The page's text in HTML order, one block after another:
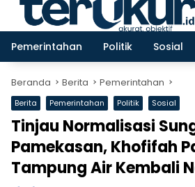
Pemerintahan Politik Sosial
Beranda Berita Pemerintahan
Berita Pemerintahan Politik Sosial
Tinjau Normalisasi
Pamekasan, Khofifah
Tampung Air Kembali